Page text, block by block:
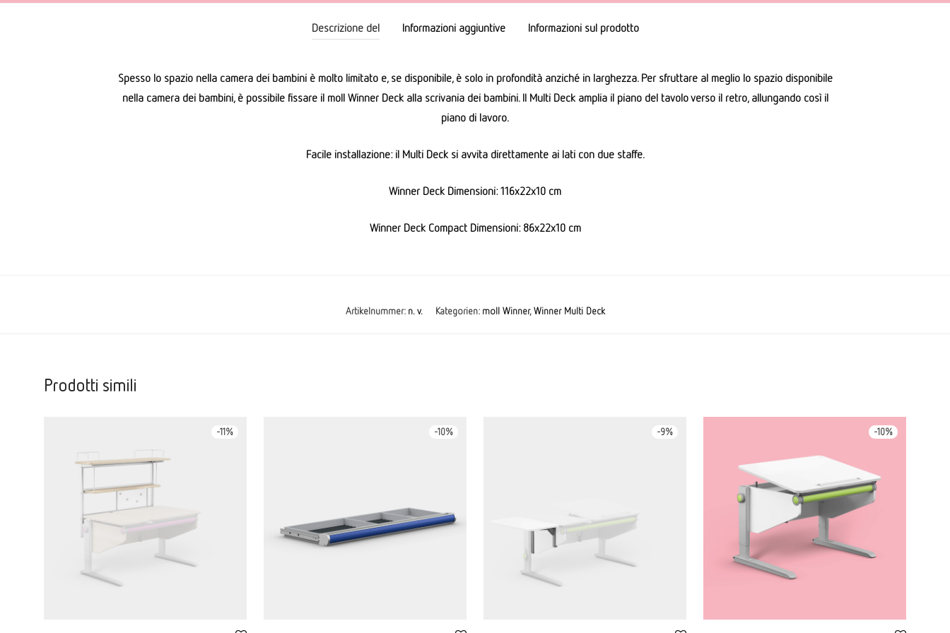
Descrizione del Informazioni aggiuntive Informazioni sul prodotto
Spesso lo spazio nella camera dei bambini è molto limitato e, se disponibile, è solo in profondità anziché in larghezza. Per sfruttare al meglio lo spazio disponibile
nella camera dei bambini, è possibile fissare il moll Winner Deck alla scrivania dei bambini. Il Multi Deck amplia il piano del tavolo verso il retro, allungando così il
piano di lavoro.
Facile installazione: il Multi Deck si avvita direttamente ai lati con due staffe.
Winner Deck Dimensioni: 116x22x10 cm
Winner Deck Compact Dimensioni: 86x22x10 cm
Artikelnummer: n. v. Kategorien: moll Winner,Winner Multi Deck
Prodotti simili
-11% -10% -9% -10%